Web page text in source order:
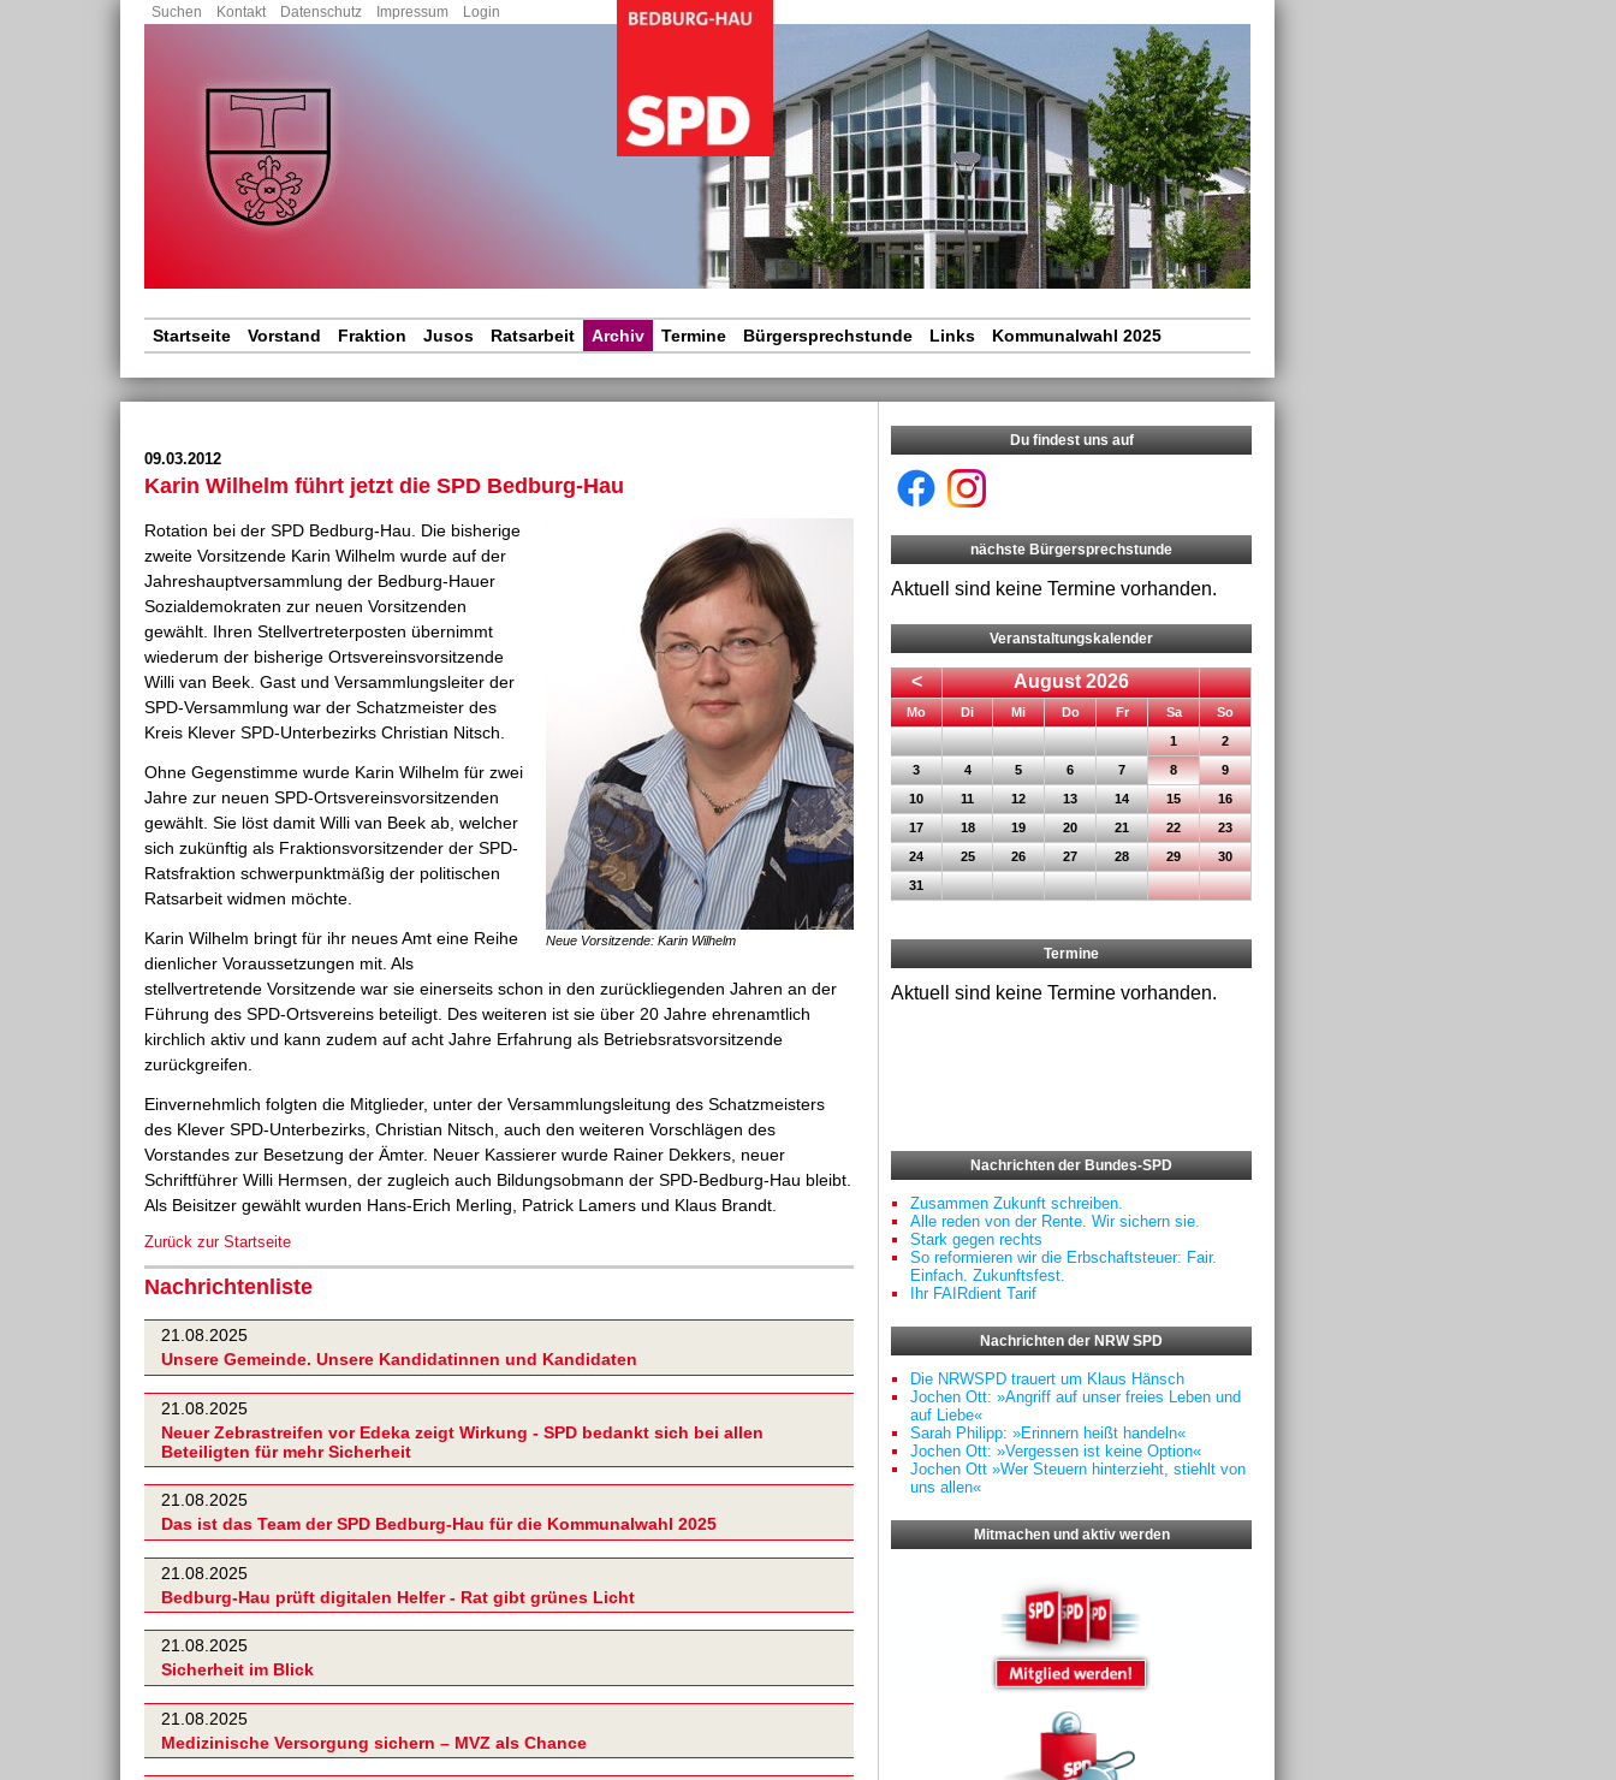
überspringen
Suchen Kontakt Datenschutz Impressum Login
Navigation
Startseite Vorstand Fraktion Jusos Ratsarbeit Archiv Termine Bürgersprechstunde Links Kommunalwahl 2025
09.03.2012
Karin Wilhelm führt jetzt die SPD Bedburg-Hau
Neue Vorsitzende: Karin Wilhelm
Rotation bei der SPD Bedburg-Hau. Die bisherige
zweite Vorsitzende Karin Wilhelm wurde auf der
Jahreshauptversammlung der Bedburg-Hauer
Sozialdemokraten zur neuen Vorsitzenden
gewählt. Ihren Stellvertreterposten übernimmt
wiederum der bisherige Ortsvereinsvorsitzende
Willi van Beek. Gast und Versammlungsleiter der
SPD-Versammlung war der Schatzmeister des
Kreis Klever SPD-Unterbezirks Christian Nitsch.
Ohne Gegenstimme wurde Karin Wilhelm für zwei
Jahre zur neuen SPD-Ortsvereinsvorsitzenden
gewählt. Sie löst damit Willi van Beek ab, welcher
sich zukünftig als Fraktionsvorsitzender der SPD-
Ratsfraktion schwerpunktmäßig der politischen
Ratsarbeit widmen möchte.
Karin Wilhelm bringt für ihr neues Amt eine Reihe
dienlicher Voraussetzungen mit. Als
stellvertretende Vorsitzende war sie einerseits schon in den zurückliegenden Jahren an der
Führung des SPD-Ortsvereins beteiligt. Des weiteren ist sie über 20 Jahre ehrenamtlich
kirchlich aktiv und kann zudem auf acht Jahre Erfahrung als Betriebsratsvorsitzende
zurückgreifen.
Einvernehmlich folgten die Mitglieder, unter der Versammlungsleitung des Schatzmeisters
des Klever SPD-Unterbezirks, Christian Nitsch, auch den weiteren Vorschlägen des
Vorstandes zur Besetzung der Ämter. Neuer Kassierer wurde Rainer Dekkers, neuer
Schriftführer Willi Hermsen, der zugleich auch Bildungsobmann der SPD-Bedburg-Hau bleibt.
Als Beisitzer gewählt wurden Hans-Erich Merling, Patrick Lamers und Klaus Brandt.
Zurück zur Startseite
Nachrichtenliste
21.08.2025
Unsere Gemeinde. Unsere Kandidatinnen und Kandidaten
21.08.2025
Neuer Zebrastreifen vor Edeka zeigt Wirkung - SPD bedankt sich bei allen
Beteiligten für mehr Sicherheit
21.08.2025
Das ist das Team der SPD Bedburg-Hau für die Kommunalwahl 2025
21.08.2025
Bedburg-Hau prüft digitalen Helfer - Rat gibt grünes Licht
21.08.2025
Sicherheit im Blick
21.08.2025
Medizinische Versorgung sichern – MVZ als Chance
Du findest uns auf
nächste Bürgersprechstunde
Aktuell sind keine Termine vorhanden.
Veranstaltungskalender
< August 2026
Montag DienstagMittwochDonnerstag
Freitag SamstagSonntag
1
2
3
4 5 6 7 8
9
10
11 12 13 14 15
16
17
18 19 20 21 22
23
24
25 26 27 28 29
30
31
Termine
Aktuell sind keine Termine vorhanden.
Nachrichten der Bundes-SPD
Zusammen Zukunft schreiben.
Alle reden von der Rente. Wir sichern sie.
Stark gegen rechts
So reformieren wir die Erbschaftsteuer: Fair.
Einfach. Zukunftsfest.
Ihr FAIRdient Tarif
Nachrichten der NRW SPD
Die NRWSPD trauert um Klaus Hänsch
Jochen Ott: »Angriff auf unser freies Leben und
auf Liebe«
Sarah Philipp: »Erinnern heißt handeln«
Jochen Ott: »Vergessen ist keine Option«
Jochen Ott »Wer Steuern hinterzieht, stiehlt von
uns allen«
Mitmachen und aktiv werden